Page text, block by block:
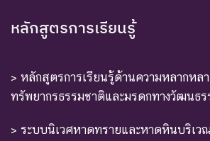
หลักสูตรการเรียนรู้
> หลักสูตรการเรียนรู้ด้านความหลากหล
ทรัพยากรธรรมชาติและมรดกทางวัฒนธ
> ระบบนิเวศหาดทรายและหาดหินบริเว